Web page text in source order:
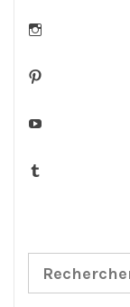
Instagram
Pinterest
YouTube
Tumblr
Rechercher :